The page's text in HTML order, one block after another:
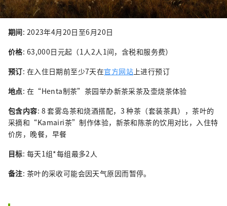
期间: 2023年4月20日至6月20日
价格: 63,000日元起（1人2人1间，含税和服务费）
预订: 在入住日期前至少7天在官方网站 上进行预订
地点: 在“Henta制茶”茶园举办新茶采茶及壶烧茶体验
包含内容: 8 套雾岛茶和烧酒搭配，3 种茶（套装茶具），茶叶的
采摘和“Kamairi茶”制作体验，新茶和陈茶的饮用对比，入住特
价房，晚餐，早餐
目标: 每天1组*每组最多2人
备注: 茶叶的采收可能会因天气原因而暂停。